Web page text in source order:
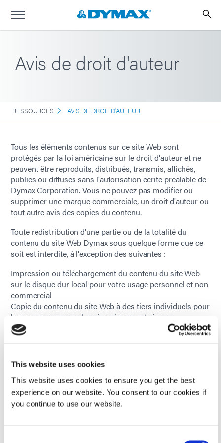
This website uses cookies
This website uses cookies to ensure you get the best
experience on our website. You consent to our cookies if
you continue to use our website.
Avis de droit d'auteur
RESSOURCES AVIS DE DROIT D'AUTEUR
Tous les éléments contenus sur ce site Web sont
protégés par la loi américaine sur le droit d'auteur et ne
peuvent être reproduits, distribués, transmis, affichés,
publiés ou diffusés sans l'autorisation écrite préalable de
Dymax Corporation. Vous ne pouvez pas modifier ou
supprimer une marque commerciale, un droit d'auteur ou
tout autre avis des copies du contenu.
Toute redistribution d'une partie ou de la totalité du
contenu du site Web Dymax sous quelque forme que ce
soit est interdite, à l'exception des suivantes :
Impression ou téléchargement du contenu du site Web
sur le disque dur local pour votre usage personnel et non
commercial
Copie du contenu du site Web à des tiers individuels pour
leur usage personnel, mais uniquement si vous
reconnaissez le site Web Dymax comme source du
matériel
Corporation, distribuer ou exploiter commercialement
des articles créés par Dymax, y compris, mais sans s'y
limiter, toute documentation, fiches techniques de
produits, études de cas, manuels d'équipement, images et
guides complets, sous quelque forme que ce soit.